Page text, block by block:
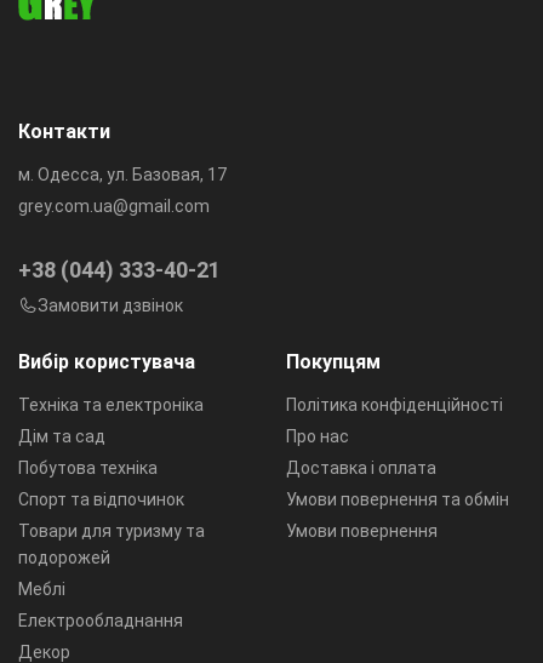
Вибір користувача
Техніка та електроніка
Дім та сад
Побутова техніка
Спорт та відпочинок
Товари для туризму та
подорожей
Меблі
Електрообладнання
Декор
Покупцям
Політика конфіденційності
Про нас
Доставка і оплата
Умови повернення та обмін
Умови повернення
Контакти
м. Одесса, ул. Базовая, 17
grey.com.ua@gmail.com
+38 (044) 333-40-21
Замовити дзвінок